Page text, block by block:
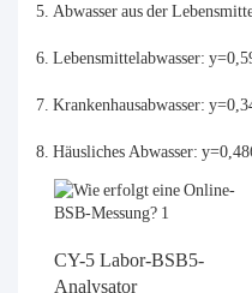
Abwasser aus der
Lebensmittelabwasser:
Krankenhausabwasser:
Häusliches Abwasser:
CY-5 Labor-BSB5-
Analysator